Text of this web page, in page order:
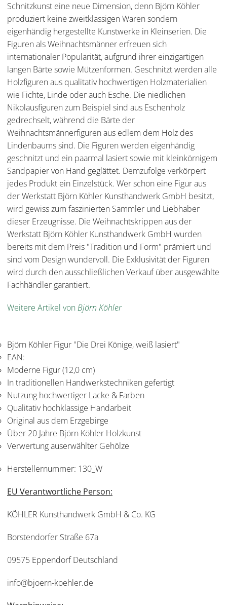
Schnitzkunst eine neue Dimension, denn Björn Köhler
produziert keine zweitklassigen Waren sondern
eigenhändig hergestellte Kunstwerke in Kleinserien. Die
Figuren als Weihnachtsmänner erfreuen sich
internationaler Popularität, aufgrund ihrer einzigartigen
langen Bärte sowie Mützenformen. Geschnitzt werden alle
Holzfiguren aus qualitativ hochwertigen Holzmaterialien
wie Fichte, Linde oder auch Esche. Die niedlichen
Nikolausfiguren zum Beispiel sind aus Eschenholz
gedrechselt, während die Bärte der
Weihnachtsmännerfiguren aus edlem dem Holz des
Lindenbaums sind. Die Figuren werden eigenhändig
geschnitzt und ein paarmal lasiert sowie mit kleinkörnigem
Sandpapier von Hand geglättet. Demzufolge verkörpert
jedes Produkt ein Einzelstück. Wer schon eine Figur aus
der Werkstatt Björn Köhler Kunsthandwerk GmbH besitzt,
wird gewiss zum faszinierten Sammler und Liebhaber
dieser Erzeugnisse. Die Weihnachtskrippen aus der
Werkstatt Björn Köhler Kunsthandwerk GmbH wurden
bereits mit dem Preis "Tradition und Form" prämiert und
sind vom Design wundervoll. Die Exklusivität der Figuren
wird durch den ausschließlichen Verkauf über ausgewählte
Fachhändler garantiert.
Weitere Artikel vonBjörn Köhler
Björn Köhler Figur "Die Drei Könige, weiß lasiert"
EAN:
Moderne Figur (12,0 cm)
In traditionellen Handwerkstechniken gefertigt
Nutzung hochwertiger Lacke & Farben
Qualitativ hochklassige Handarbeit
Original aus dem Erzgebirge
Über 20 Jahre Björn Köhler Holzkunst
Verwertung auserwählter Gehölze
Herstellernummer: 130_W
EU Verantwortliche Person:
KÖHLER Kunsthandwerk GmbH & Co. KG
Borstendorfer Straße 67a
09575 Eppendorf Deutschland
info@bjoern-koehler.de